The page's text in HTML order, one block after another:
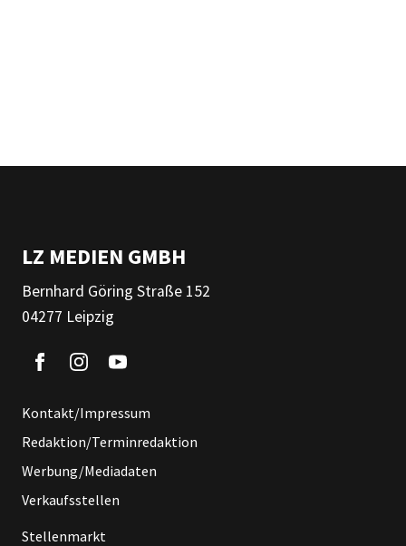
LZ MEDIEN GMBH
Bernhard Göring Straße 152
04277 Leipzig
Kontakt/Impressum
Redaktion/Terminredaktion
Werbung/Mediadaten
Verkaufsstellen
Stellenmarkt